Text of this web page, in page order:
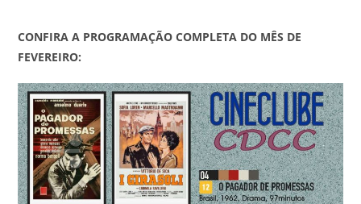
CONFIRA A PROGRAMAÇÃO COMPLETA DO MÊS DE
FEVEREIRO: